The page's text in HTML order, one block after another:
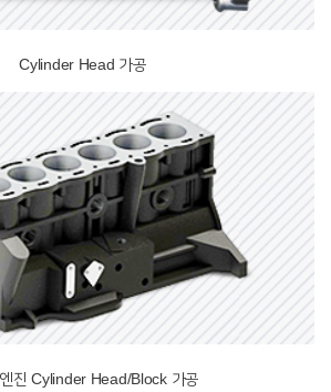
Cylinder Head 가공
진 Cylinder Head/Block 가공